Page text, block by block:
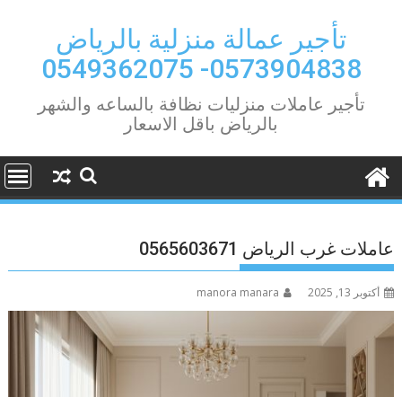
تأجير عمالة منزلية بالرياض
0573904838- 0549362075
تأجير عاملات منزليات نظافة بالساعه والشهر
بالرياض باقل الاسعار
عاملات غرب الرياض 0565603671
أكتوبر 13, 2025 manora manara